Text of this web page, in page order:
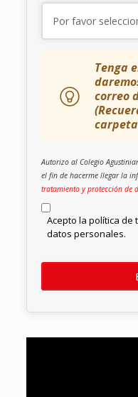
Tenga
correo
Autorizo al Colegio
el fin de hacerme llegar la
tratamiento y protección de
Acepto la política de
datos personales.